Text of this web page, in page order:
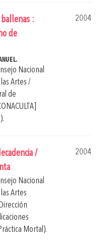
:
de
2004
Nacional
Artes /
de
/
2004
Nacional
Artes
Mortal).